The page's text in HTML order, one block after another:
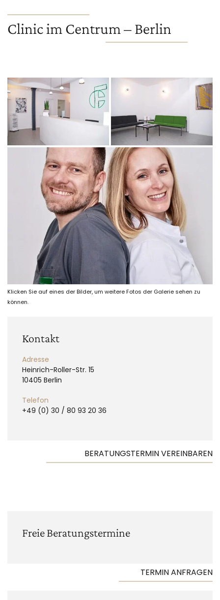
Clinic im Centrum – Berlin
Klicken Sie auf eines der Bilder, um weitere Fotos der Galerie sehen zu
können.
Kontakt
Adresse
Heinrich-Roller-Str. 15
10405 Berlin
Telefon
+49 (0) 30 / 80 93 20 36
BERATUNGSTERMIN VEREINBAREN
Freie Beratungs­termine
TERMIN ANFRAGEN